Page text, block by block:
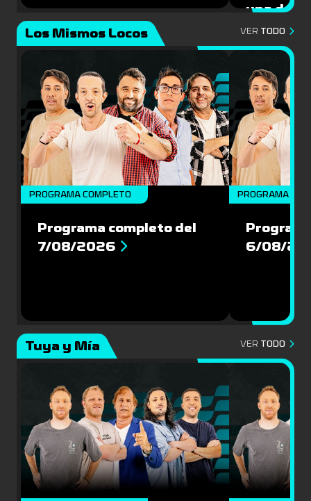
una de
Mundial
Los Mismos Locos VER TODO
PROGRAMA COMPLETO
Programa completo del
7/08/2026
PROGRAMA
6/08/
Tuya y Mía VER TODO